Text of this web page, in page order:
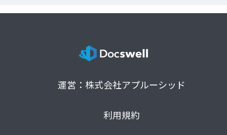
運営：株式会社アプルーシッド
利用規約